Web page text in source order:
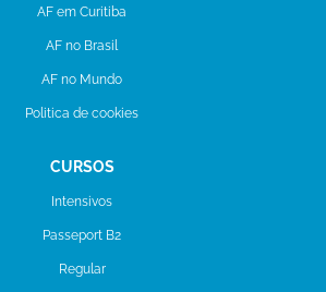
AF em Curitiba
AF no Brasil
AF no Mundo
Politica de cookies
CURSOS
Intensivos
Passeport B2
Regular